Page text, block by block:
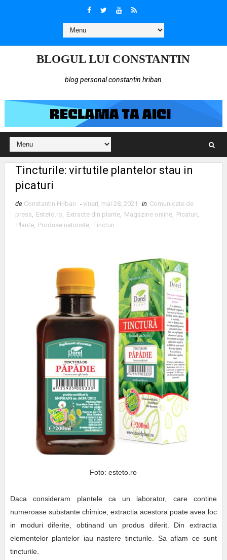
BLOGUL LUI CONSTANTIN
blog personal constantin hriban
Tincturile: virtutile plantelor stau in
picaturi
de Constantin Hriban - vineri, mai 28, 2021 in Comunicate de
presa, Esteto.ro, Extracte din plante, Magazine online, Picaturi,
Plante, Produse naturiste, Tincturi
Foto: esteto.ro
Daca consideram plantele ca un laborator, care contine
numeroase substante chimice, extractia acestora poate avea loc
in moduri diferite, obtinand un produs diferit. Din extractia
elementelor plantelor iau nastere tincturile. Sa aflam ce sunt
tincturile.